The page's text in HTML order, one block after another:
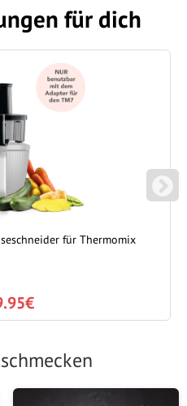
für dich
für Thermomix
N
EXT